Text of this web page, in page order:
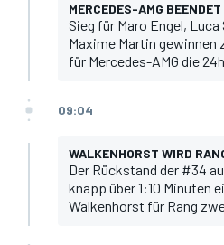
MERCEDES-AMG
Sieg für Maro Engel,
Maxime Martin gewinnen
für Mercedes-AMG die
09:04
WALKENHORST WIRD
Der Rückstand der #34
knapp über 1:10 Minuten
Walkenhorst für Rang